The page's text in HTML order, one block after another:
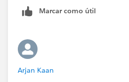
Marcar como útil
Arjan Kaan